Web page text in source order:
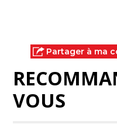
Partager à ma
VOUS